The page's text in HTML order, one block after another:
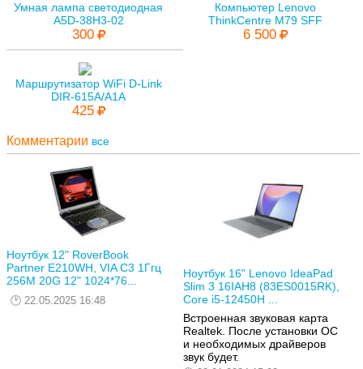
Умная лампа светодиодная
A5D-38H3-02
300
Компьютер Lenovo
ThinkCentre M79 SFF
6 500
Маршрутизатор WiFi D-Link
DIR-615A/A1A
425
Комментарии все
Ноутбук 12" RoverBook
Partner E210WH, VIA C3 1Ггц
256M 20G 12" 1024*76...
22.05.2025 16:48
Ноутбук 16" Lenovo IdeaPad
Slim 3 16IAH8 (83ES0015RK),
Core i5-12450H ...
Встроенная звуковая карта
Realtek. После установки ОС
и необходимых драйверов
звук будет.